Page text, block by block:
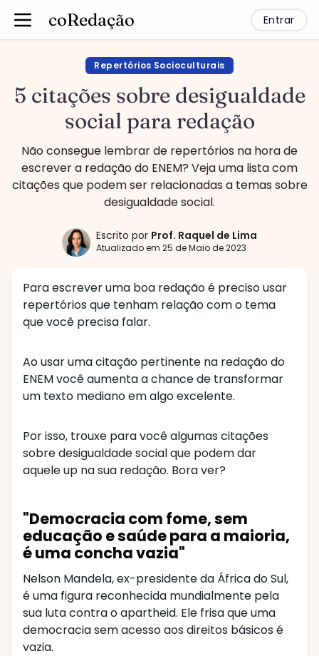
Entrar
coRedação
Repertórios Socioculturais
5 citações sobre desigualdade
social para redação
Não consegue lembrar de repertórios na hora de
escrever a redação do ENEM? Veja uma lista com
citações que podem ser relacionadas a temas sobre
desigualdade social.
Escrito por Prof. Raquel de Lima
Atualizado em 25 de Maio de 2023
Para escrever uma boa redação é preciso usar
repertórios que tenham relação com o tema
que você precisa falar.
Ao usar uma citação pertinente na redação do
ENEM você aumenta a chance de transformar
um texto mediano em algo excelente.
Por isso, trouxe para você algumas citações
sobre desigualdade social que podem dar
aquele up na sua redação. Bora ver?
"Democracia com fome, sem
educação e saúde para a maioria,
é uma concha vazia"
Nelson Mandela, ex-presidente da África do Sul,
é uma figura reconhecida mundialmente pela
sua luta contra o apartheid. Ele frisa que uma
democracia sem acesso aos direitos básicos é
vazia.